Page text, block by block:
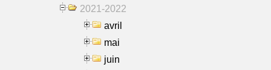
2021-2022
avril
mai
juin